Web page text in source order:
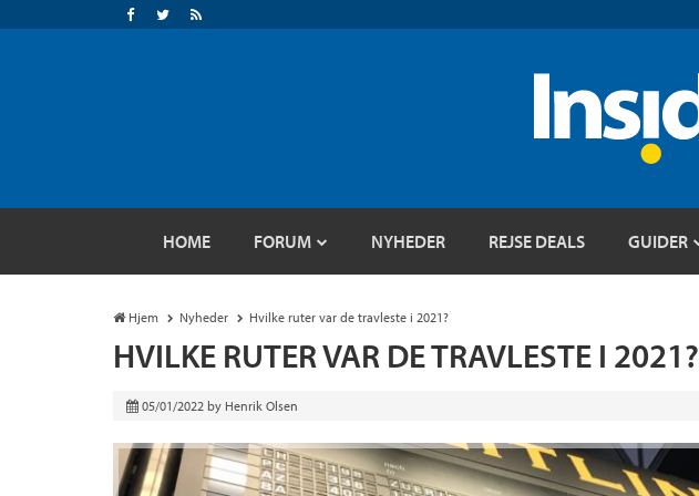
HOME FORUM NYHEDER REJSE DEALS GUIDER
Hjem Nyheder Hvilke ruter var de travleste i 2021?
HVILKE RUTER VAR DE TRAVLESTE I 2021?
05/01/2022 by Henrik Olsen